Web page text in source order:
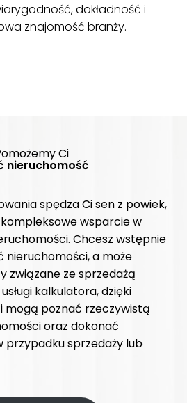
dokładność i
znajomość branży.
Ci
nieruchomość
spędza Ci sen z powiek,
wsparcie w
Chcesz wstępnie
a może
związane ze sprzedażą
kalkulatora, dzięki
mogą poznać rzeczywistą
oraz dokonać
przypadku sprzedaży lub